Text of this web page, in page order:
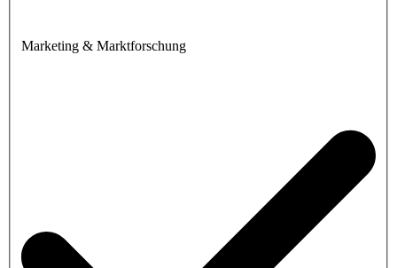
Marketing & Marktforschung